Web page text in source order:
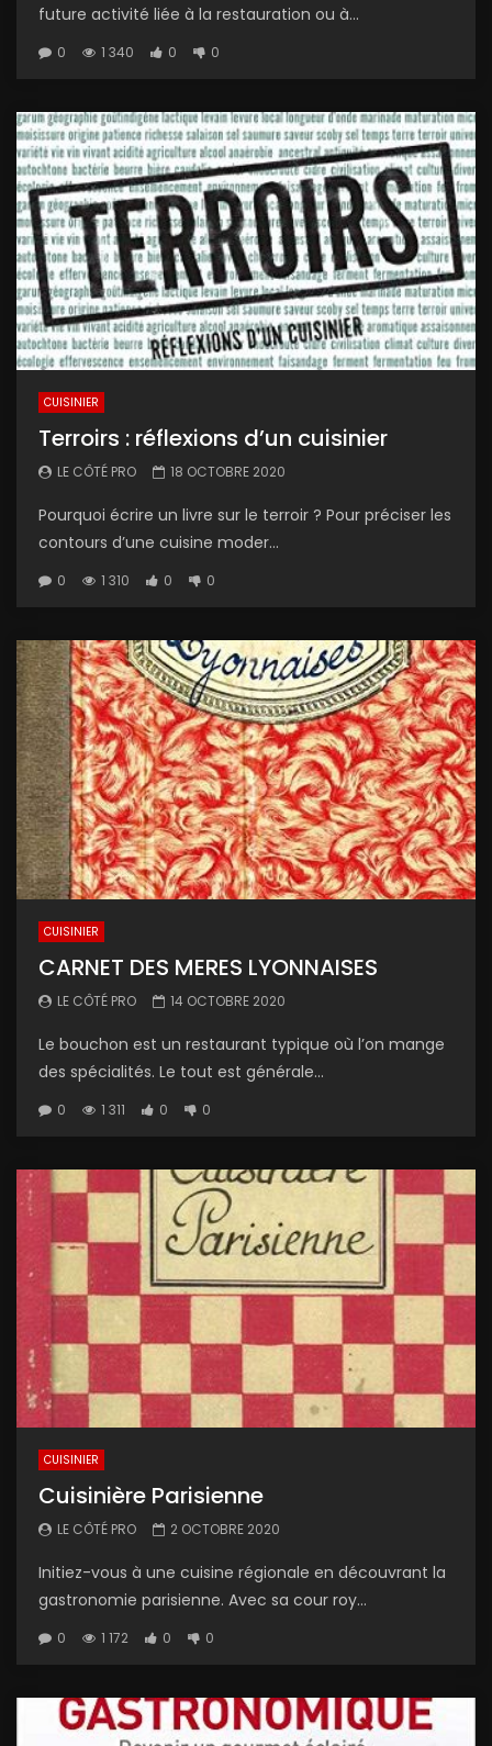
future activité liée à la restauration ou à...
0 1 340 0 0
CUISINIER
Terroirs : réflexions d’un cuisinier
LE CÔTÉ PRO 18 OCTOBRE 2020
Pourquoi écrire un livre sur le terroir ? Pour préciser les
contours d’une cuisine moder...
0 1 310 0 0
CUISINIER
CARNET DES MERES LYONNAISES
LE CÔTÉ PRO 14 OCTOBRE 2020
Le bouchon est un restaurant typique où l’on mange
des spécialités. Le tout est générale...
0 1 311 0 0
CUISINIER
Cuisinière Parisienne
LE CÔTÉ PRO 2 OCTOBRE 2020
Initiez-vous à une cuisine régionale en découvrant la
gastronomie parisienne. Avec sa cour roy...
0 1 172 0 0